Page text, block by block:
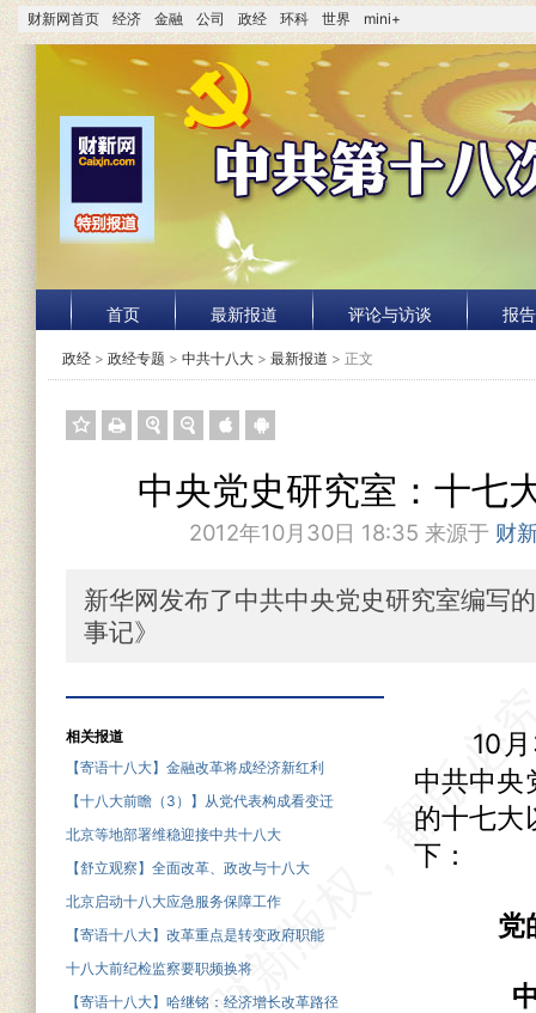
财新网首页 经济 金融 公司 政经 环科 世界 mini+
首页 最新报道 评论与访谈 报
政经 > 政经专题 > 中共十八大 > 最新报道 > 正文
中央党史研究室：十七
2012年10月30日 18:35 来源于 财
新华网发布了中共中央党史研究室编写
事记》
相关报道
【寄语十八大】金融改革将成经济新红利
【十八大前瞻（3）】从党代表构成看变迁
北京等地部署维稳迎接中共十八大
【舒立观察】全面改革、政改与十八大
北京启动十八大应急服务保障工作
【寄语十八大】改革重点是转变政府职能
十八大前纪检监察要职频换将
【寄语十八大】哈继铭：经济增长改革路径
10月
中共中央
的十七大
下：
党
中